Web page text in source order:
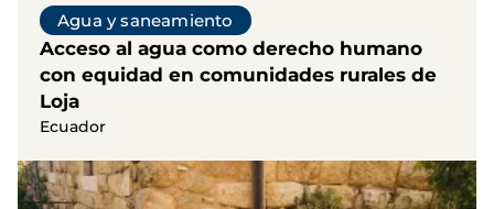
Agua y saneamiento
Acceso al agua como derecho humano
con equidad en comunidades rurales de
Loja
Ecuador